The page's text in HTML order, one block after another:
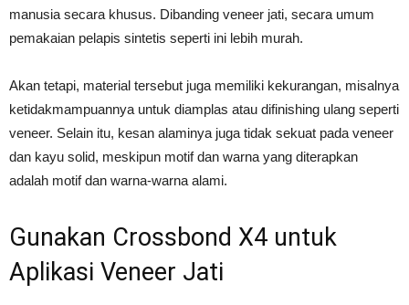
manusia secara khusus. Dibanding veneer jati, secara umum
pemakaian pelapis sintetis seperti ini lebih murah.
Akan tetapi, material tersebut juga memiliki kekurangan, misalnya
ketidakmampuannya untuk diamplas atau difinishing ulang seperti
veneer. Selain itu, kesan alaminya juga tidak sekuat pada veneer
dan kayu solid, meskipun motif dan warna yang diterapkan
adalah motif dan warna-warna alami.
Gunakan Crossbond X4 untuk
Aplikasi Veneer Jati